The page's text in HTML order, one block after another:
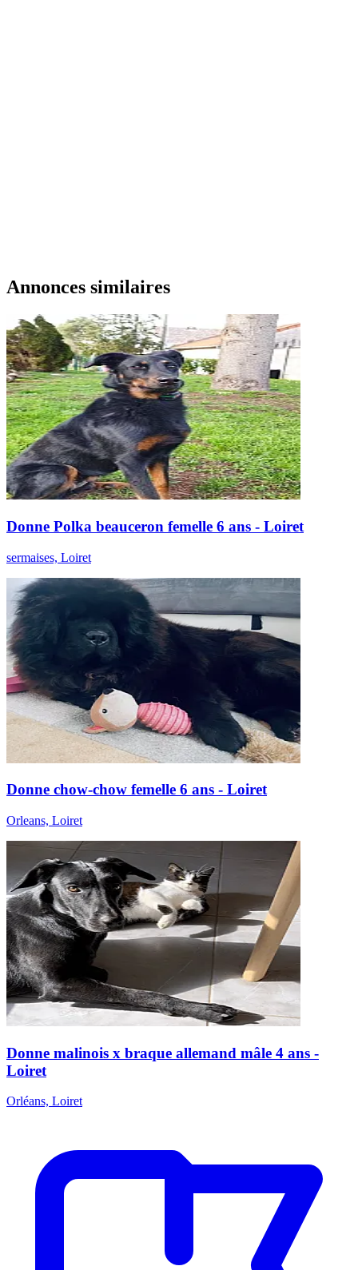
Annonces similaires
Donne Polka beauceron femelle 6 ans - Loiret
sermaises, Loiret
Donne chow-chow femelle 6 ans - Loiret
Orleans, Loiret
Donne malinois x braque allemand mâle 4 ans -
Loiret
Orléans, Loiret